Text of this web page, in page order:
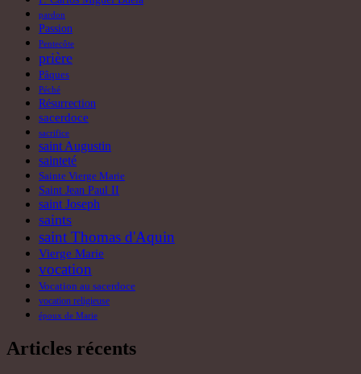
pardon
Passion
Pentecôte
prière
Pâques
Péché
Résurrection
sacerdoce
sacrifice
saint Augustin
sainteté
Sainte Vierge Marie
Saint Jean Paul II
saint Joseph
saints
saint Thomas d'Aquin
Vierge Marie
vocation
Vocation au sacerdoce
vocation religieuse
époux de Marie
Articles récents